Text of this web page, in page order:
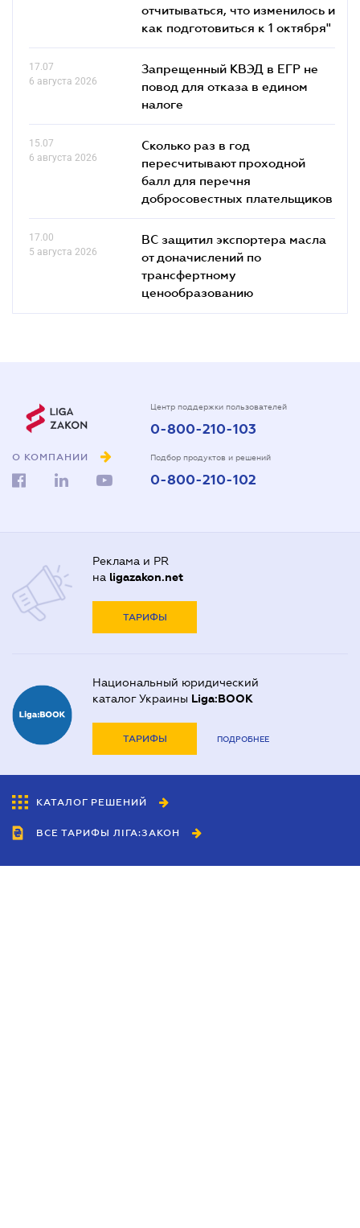
отчитываться, что изменилось и
как подготовиться к 1 октября"
17.07
6 августа 2026
Запрещенный КВЭД в ЕГР не
повод для отказа в едином
налоге
15.07
6 августа 2026
Сколько раз в год
пересчитывают проходной
балл для перечня
добросовестных плательщиков
17.00
5 августа 2026
ВС защитил экспортера масла
от доначислений по
трансфертному
ценообразованию
О КОМПАНИИ
Центр поддержки пользователей
0-800-210-103
Подбор продуктов и решений
0-800-210-102
Реклама и PR
на ligazakon.net
ТАРИФЫ
Национальный юридический
каталог Украины Liga:BOOK
ТАРИФЫ ПОДРОБНЕЕ
КАТАЛОГ РЕШЕНИЙ
ВСЕ ТАРИФЫ ЛІГА:ЗАКОН